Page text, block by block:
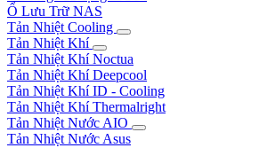
Ổ Lưu Trữ NAS
Tản Nhiệt Cooling
Tản Nhiệt Khí
Tản Nhiệt Khí Noctua
Tản Nhiệt Khí Deepcool
Tản Nhiệt Khí ID - Cooling
Tản Nhiệt Khí Thermalright
Tản Nhiệt Nước AIO
Tản Nhiệt Nước Asus